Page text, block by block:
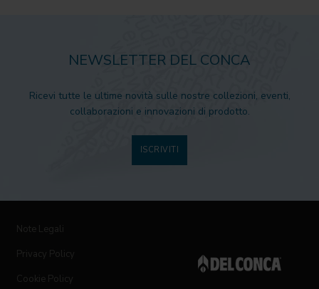
NEWSLETTER DEL CONCA
Ricevi tutte le ultime novità sulle nostre collezioni, eventi,
collaborazioni e innovazioni di prodotto.
ISCRIVITI
Note Legali
Privacy Policy
Cookie Policy